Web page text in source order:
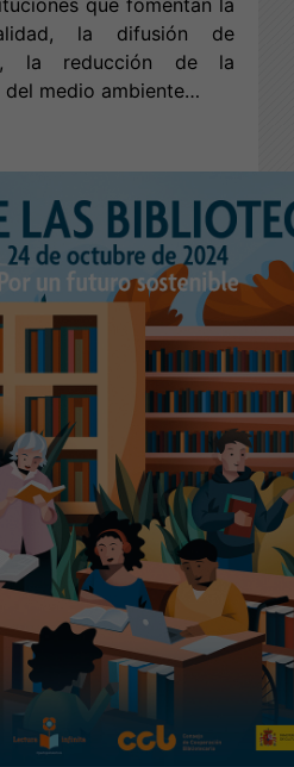
la difusión de
la reducción de la
medio ambiente…